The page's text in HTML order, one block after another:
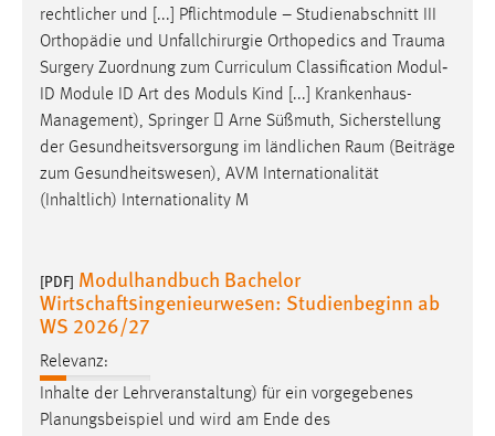
rechtlicher und [...] Pflichtmodule – Studienabschnitt III
Orthopädie und Unfallchirurgie Orthopedics and Trauma
Surgery Zuordnung zum Curriculum Classification Modul‐
ID Module ID Art des Moduls Kind [...] Krankenhaus-
Management), Springer  Arne Süßmuth, Sicherstellung
der Gesundheitsversorgung im ländlichen Raum (Beiträge
zum Gesundheitswesen), AVM Internationalität
(Inhaltlich) Internationality M
[PDF] Modulhandbuch Bachelor
Wirtschaftsingenieurwesen: Studienbeginn ab
WS 2026/27
Relevanz:
Inhalte der Lehrveranstaltung) für ein vorgegebenes
Planungsbeispiel und wird am Ende des